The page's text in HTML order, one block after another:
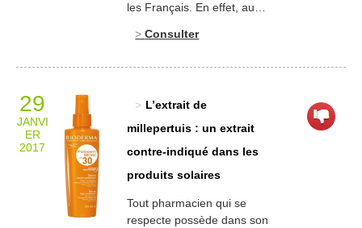
les Français. En effet, au
l’hexachlorophène s’est
marque Morhange. Ce talc
sera appliqué sur les fesses
décéderont !
L’hexachlorophène […]
Consulter
29
JANVI
ER
2017
L’extrait de
millepertuis : un extrait
contre-indiqué dans les
produits solaires
Tout pharmacien qui se
respecte possède dans son